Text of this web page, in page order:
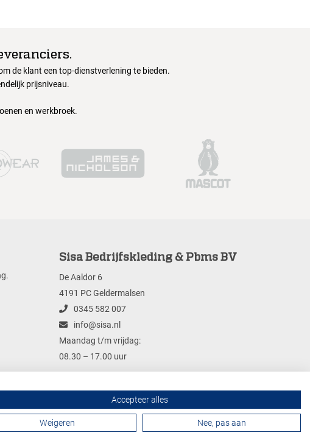
de klant een top-dienstverlening te bieden.
prijsniveau.
en werkbroek.
Sisa Bedrijfskleding & Pbms BV
De Aaldor 6
4191 PC Geldermalsen
0345 582 007
info@sisa.nl
Maandag t/m vrijdag:
08.30 – 17.00 uur
Contactformulier
Accepteer alles
Weigeren Nee, pas aan